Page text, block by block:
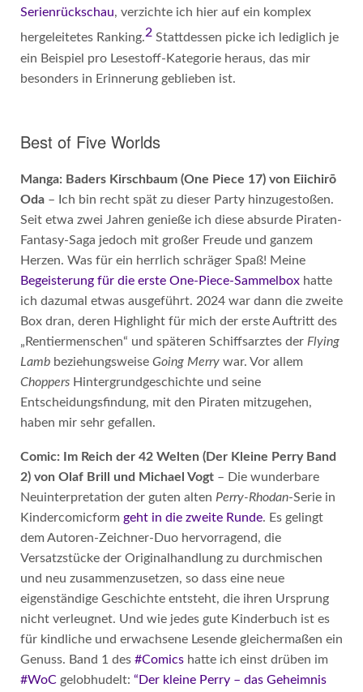
Serienrückschau, verzichte ich hier auf ein komplex
hergeleitetes Ranking.2Stattdessen picke ich lediglich je
ein Beispiel pro Lesestoff-Kategorie heraus, das mir
besonders in Erinnerung geblieben ist.
Best of Five Worlds
Manga: Baders Kirschbaum (One Piece 17) von Eiichirō
Oda– Ich bin recht spät zu dieser Party hinzugestoßen.
Seit etwa zwei Jahren genieße ich diese absurde Piraten-
Fantasy-Saga jedoch mit großer Freude und ganzem
Herzen. Was für ein herrlich schräger Spaß! Meine
Begeisterung für die erste One-Piece-Sammelboxhatte
ich dazumal etwas ausgeführt. 2024 war dann die zweite
Box dran, deren Highlight für mich der erste Auftritt des
„Rentiermenschen“ und späteren Schiffsarztes der Flying
Lambbeziehungsweise Going Merrywar. Vor allem
ChoppersHintergrundgeschichte und seine
Entscheidungsfindung, mit den Piraten mitzugehen,
haben mir sehr gefallen.
Comic: Im Reich der 42 Welten (Der Kleine Perry Band
2) von Olaf Brill und Michael Vogt– Die wunderbare
Neuinterpretation der guten alten Perry-Rhodan-Serie in
Kindercomicform geht in die zweite Runde. Es gelingt
dem Autoren-Zeichner-Duo hervorragend, die
Versatzstücke der Originalhandlung zu durchmischen
und neu zusammenzusetzen, so dass eine neue
eigenständige Geschichte entsteht, die ihren Ursprung
nicht verleugnet. Und wie jedes gute Kinderbuch ist es
für kindliche und erwachsene Lesende gleichermaßen ein
Genuss. Band 1 des #Comicshatte ich einst drüben im
#WoCgelobhudelt: “Der kleine Perry – das Geheimnis